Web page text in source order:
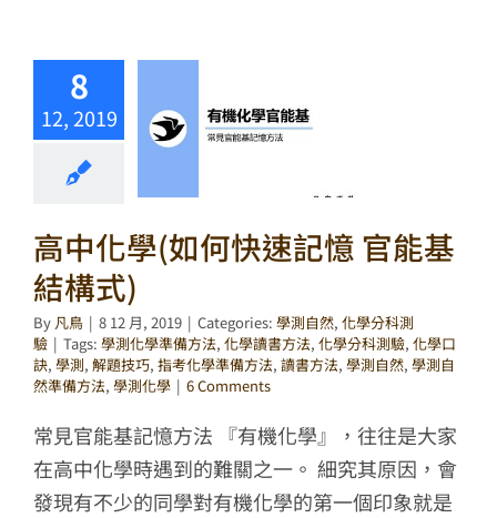
8
12, 2019
高中化學(如何快速記憶 官能基
結構式)
By 凡鳥 | 8 12 月, 2019 | Categories: 學測自然, 化學分科測
驗 | Tags: 學測化學準備方法, 化學讀書方法, 化學分科測驗, 化學口
訣, 學測, 解題技巧, 指考化學準備方法, 讀書方法, 學測自然, 學測自
然準備方法, 學測化學 | 6 Comments
常見官能基記憶方法 『有機化學』，往往是大家
在高中化學時遇到的難關之一。 細究其原因，會
發現有不少的同學對有機化學的第一個印象就是